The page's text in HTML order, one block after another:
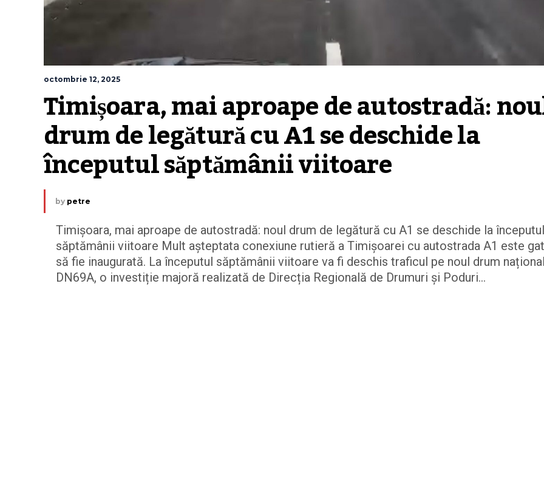
octombrie 12, 2025
Timișoara, mai aproape de autostradă:
drum de legătură cu A1 se deschide la
începutul săptămânii viitoare
by petre
Timișoara, mai aproape de autostradă: noul drum de legătură cu A1 se deschide la începutul
săptămânii viitoare Mult așteptata conexiune rutieră a Timișoarei cu autostrada A1 este
să fie inaugurată. La începutul săptămânii viitoare va fi deschis traficul pe noul drum național
DN69A, o investiție majoră realizată de Direcția Regională de Drumuri și Poduri...